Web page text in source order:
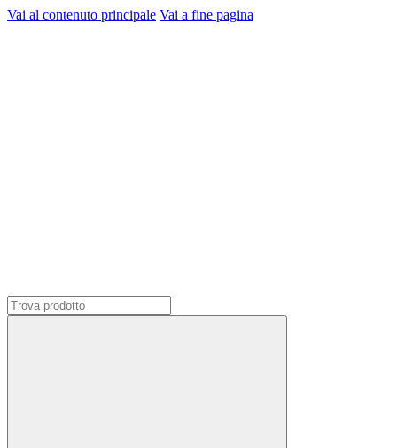
Vai al contenuto principale Vai a fine pagina